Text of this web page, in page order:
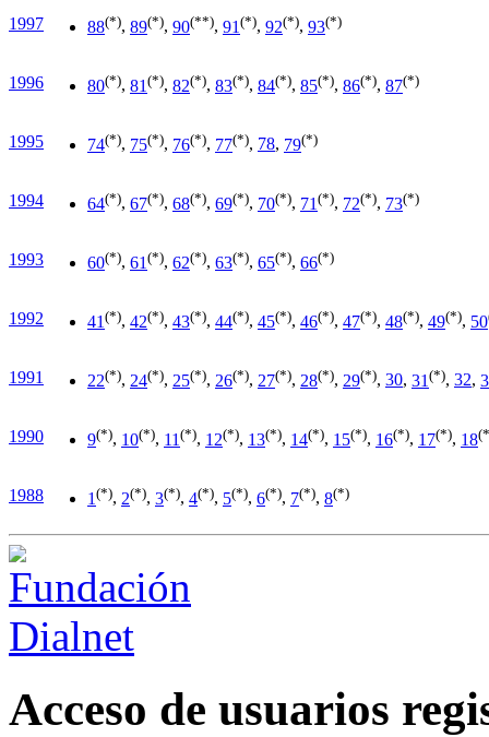
1997 88(*), 89(*), 90(**), 91 (*), 92(*), 93(*)
1996 80(*), 81 (*), 82(*), 83(*), 84(*), 85(*), 86(*), 87(*)
1995 74(*), 75(*), 76(*), 77(*), 78, 79(*)
1994 64(*), 67(*), 68(*), 69(*), 70(*), 71 (*), 72(*), 73(*)
1993 60(*), 61 (*), 62(*), 63(*), 65(*), 66(*)
1992 41 (*), 42(*), 43(*), 44(*), 45(*), 46(*), 47(*), 48(*), 49(*), 50
1991 22(*), 24(*), 25(*), 26(*), 27(*), 28(*), 29(*), 30, 31 (*), 32,
1990 9(*), 10(*), 11 (*), 12(*), 13(*), 14(*), 15(*), 16(*), 17(*), 18
1988 1 (*), 2(*), 3(*), 4(*), 5(*), 6(*), 7(*), 8(*)
Acceso de usuarios